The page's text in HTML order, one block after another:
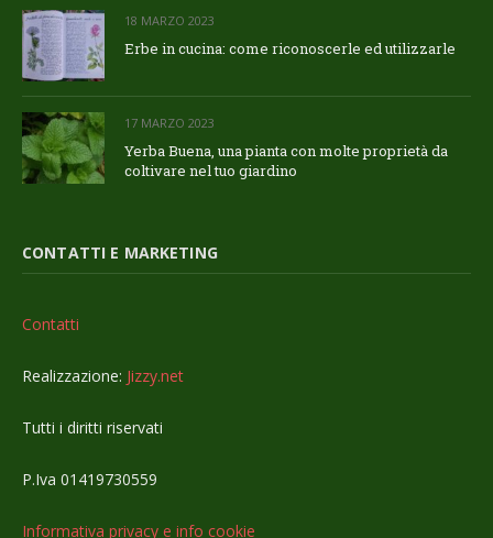
18 MARZO 2023
Erbe in cucina: come riconoscerle ed utilizzarle
17 MARZO 2023
Yerba Buena, una pianta con molte proprietà da
coltivare nel tuo giardino
CONTATTI E MARKETING
Contatti
Realizzazione: Jizzy.net
Tutti i diritti riservati
P.Iva 01419730559
Informativa privacy e info cookie